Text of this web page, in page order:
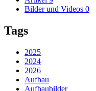
Bilder und Videos 0
Tags
2025
2024
2026
Aufbau
Aufbaubilder